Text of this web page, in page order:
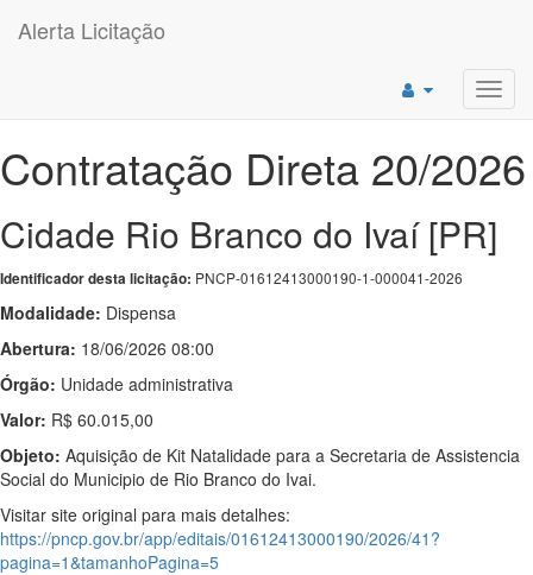
Alerta Licitação
Contratação Direta 20/2026
Cidade Rio Branco do Ivaí [PR]
Identificador desta licitação: PNCP-01612413000190-1-000041-2026
Modalidade: Dispensa
Abertura: 18/06/2026 08:00
Órgão: Unidade administrativa
Valor: R$ 60.015,00
Objeto: Aquisição de Kit Natalidade para a Secretaria de Assistencia
Social do Municipio de Rio Branco do Ivai.
Visitar site original para mais detalhes:
https://pncp.gov.br/app/editais/01612413000190/2026/41?
pagina=1&tamanhoPagina=5